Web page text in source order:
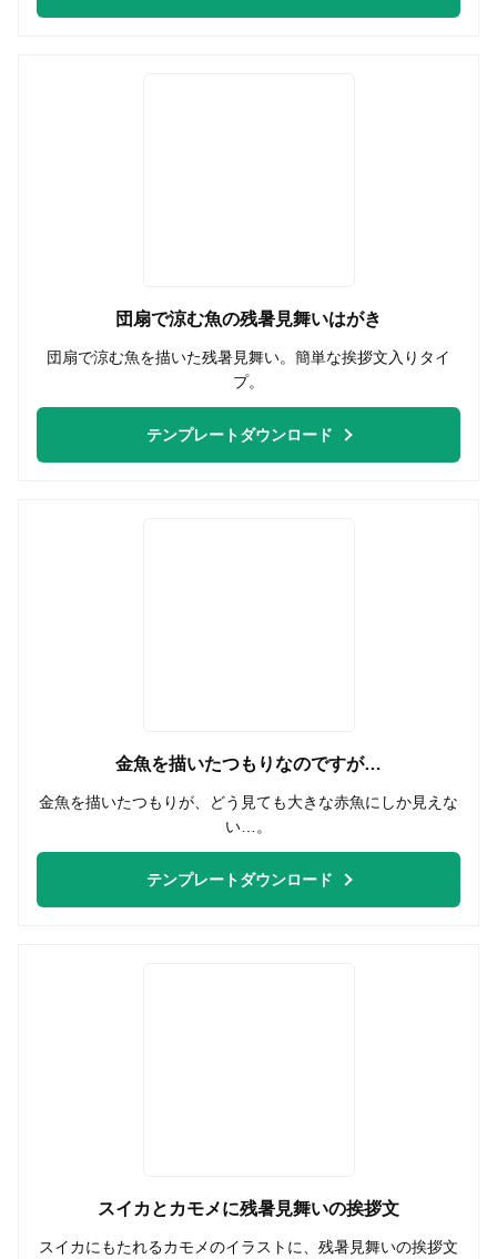
団扇で涼む魚の残暑見舞いはがき
団扇で涼む魚を描いた残暑見舞い。簡単な挨拶文入りタイ
プ。
テンプレートダウンロード
金魚を描いたつもりなのですが…
金魚を描いたつもりが、どう見ても大きな赤魚にしか見えな
い…。
テンプレートダウンロード
スイカとカモメに残暑見舞いの挨拶文
スイカにもたれるカモメのイラストに、残暑見舞いの挨拶文